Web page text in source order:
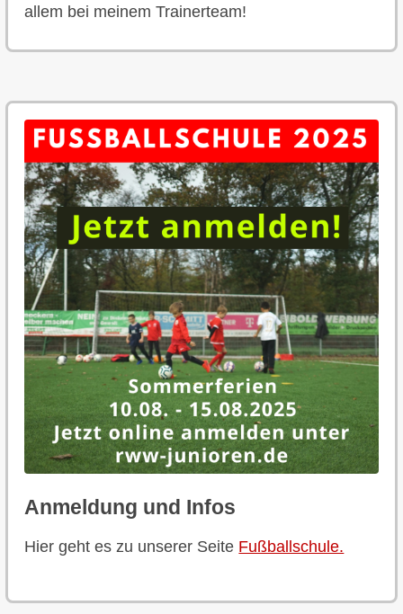
allem bei meinem Trainerteam!
Anmeldung und Infos
Hier geht es zu unserer Seite Fußballschule.